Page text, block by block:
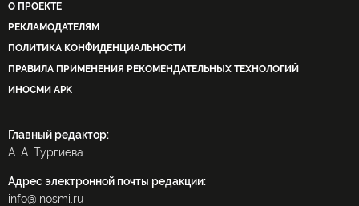
О ПРОЕКТЕ
РЕКЛАМОДАТЕЛЯМ
ПОЛИТИКА КОНФИДЕНЦИАЛЬНОСТИ
ПРАВИЛА ПРИМЕНЕНИЯ РЕКОМЕНДАТЕЛЬНЫХ ТЕХНОЛОГИЙ
ИНОСМИ APK
Главный редактор:
А. А. Тургиева
Адрес электронной почты редакции:
info@inosmi.ru